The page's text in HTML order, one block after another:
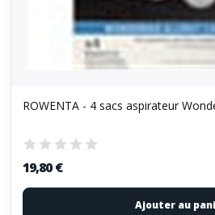
ROWENTA - 4 sacs aspirateur
19,80 €
Ajouter au